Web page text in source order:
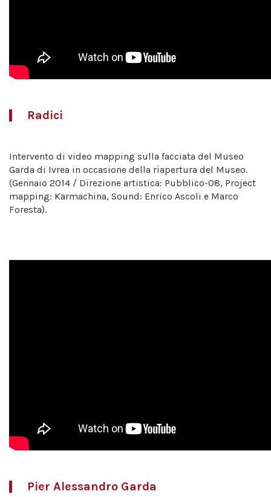
Radici
Intervento di video mapping sulla facciata del Museo
Garda di Ivrea in occasione della riapertura del Museo.
(Gennaio 2014 / Direzione artistica: Pubblico-08, Project
mapping: Karmachina, Sound: Enrico Ascoli e Marco
Foresta).
Pier Alessandro Garda